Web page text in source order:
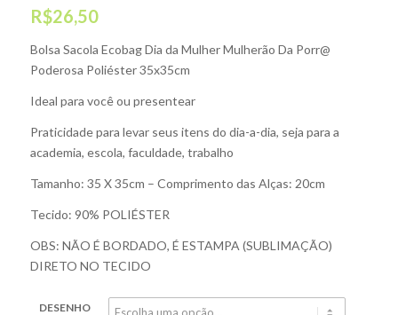
R$26,50
Bolsa Sacola Ecobag Dia da Mulher Mulherão Da Porr@
Poderosa Poliéster 35x35cm
Ideal para você ou presentear
Praticidade para levar seus itens do dia-a-dia, seja para a
academia, escola, faculdade, trabalho
Tamanho: 35 X 35cm – Comprimento das Alças: 20cm
Tecido: 90% POLIÉSTER
OBS: NÃO É BORDADO, É ESTAMPA (SUBLIMAÇÃO)
DIRETO NO TECIDO
DESENHO